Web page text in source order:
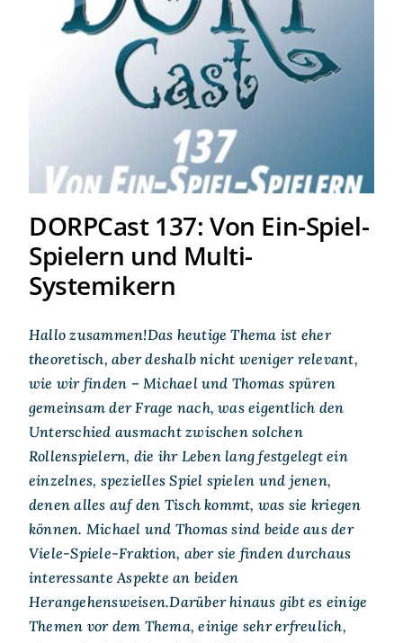
DORPCast 137: Von Ein-
Spiel-Spielern und Multi-
Systemikern
DORPCast 137: Von Ein-Spiel-
Spielern und Multi-
Systemikern
Hallo zusammen!Das heutige Thema ist eher
theoretisch, aber deshalb nicht weniger relevant,
wie wir finden – Michael und Thomas spüren
gemeinsam der Frage nach, was eigentlich den
Unterschied ausmacht zwischen solchen
Rollenspielern, die ihr Leben lang festgelegt ein
einzelnes, spezielles Spiel spielen und jenen,
denen alles auf den Tisch kommt, was sie kriegen
können. Michael und Thomas sind beide aus der
Viele-Spiele-Fraktion, aber sie finden durchaus
interessante Aspekte an beiden
Herangehensweisen.Darüber hinaus gibt es einige
Themen vor dem Thema, einige sehr erfreulich,